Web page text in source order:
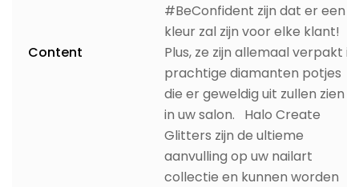
Content
#BeConfident zijn dat er een
kleur zal zijn voor elke klant!
Plus, ze zijn allemaal verpakt in
prachtige diamanten potjes
die er geweldig uit zullen zien
in uw salon. Halo Create
Glitters zijn de ultieme
aanvulling op uw nailart
collectie en kunnen worden